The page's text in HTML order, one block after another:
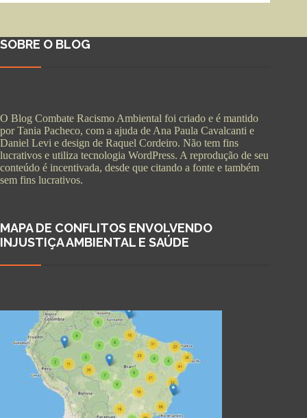
SOBRE O BLOG
O Blog Combate Racismo Ambiental foi criado e é mantido
por Tania Pacheco, com a ajuda de Ana Paula Cavalcanti e
Daniel Levi e design de Raquel Cordeiro. Não tem fins
lucrativos e utiliza tecnologia WordPress. A reprodução de seu
conteúdo é incentivada, desde que citando a fonte e também
sem fins lucrativos.
MAPA DE CONFLITOS ENVOLVENDO
INJUSTIÇA AMBIENTAL E SAÚDE